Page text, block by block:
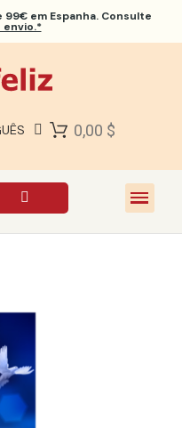
99€ em Espanha. Consulte
envio.*
0,00 $